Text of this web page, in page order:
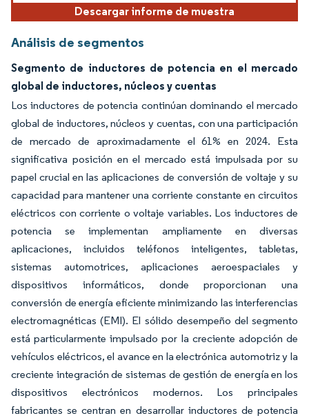
Descargar informe de muestra
Análisis de segmentos
Segmento de inductores de potencia en el mercado
global de inductores, núcleos y cuentas
Los inductores de potencia continúan dominando el mercado
global de inductores, núcleos y cuentas, con una participación
de mercado de aproximadamente el 61% en 2024. Esta
significativa posición en el mercado está impulsada por su
papel crucial en las aplicaciones de conversión de voltaje y su
capacidad para mantener una corriente constante en circuitos
eléctricos con corriente o voltaje variables. Los inductores de
potencia se implementan ampliamente en diversas
aplicaciones, incluidos teléfonos inteligentes, tabletas,
sistemas automotrices, aplicaciones aeroespaciales y
dispositivos informáticos, donde proporcionan una
conversión de energía eficiente minimizando las interferencias
electromagnéticas (EMI). El sólido desempeño del segmento
está particularmente impulsado por la creciente adopción de
vehículos eléctricos, el avance en la electrónica automotriz y la
creciente integración de sistemas de gestión de energía en los
dispositivos electrónicos modernos. Los principales
fabricantes se centran en desarrollar inductores de potencia